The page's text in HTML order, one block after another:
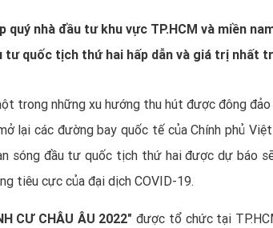
quý nhà đầu tư khu vực TP.HCM và miền
tư quốc tịch thứ hai hấp dẫn và giá trị nhất
trong những xu hướng thu hút được đông
lại các đường bay quốc tế của Chính phủ
sóng đầu tư quốc tịch thứ hai được dự báo
tiêu cực của đại dịch COVID-19.
CƯ CHÂU ÂU 2022″được tổ chức tại